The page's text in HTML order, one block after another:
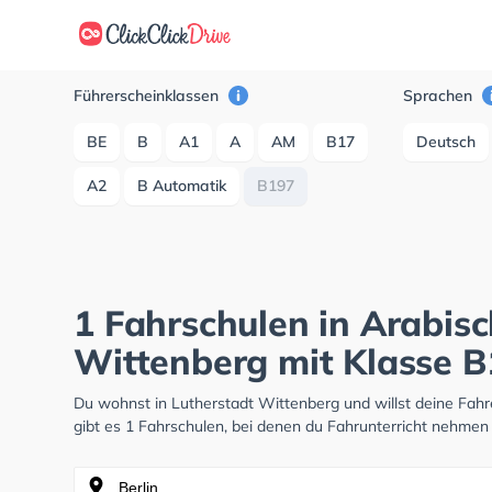
Führerscheinklassen
BE B A1 A AM B17
A2 B Automatik B197
Sprachen
Deutsch
1 Fahrschulen in
Wittenberg mit Klasse
Du wohnst in Lutherstadt Wittenberg und willst deine
gibt es 1 Fahrschulen, bei denen du Fahrunterricht